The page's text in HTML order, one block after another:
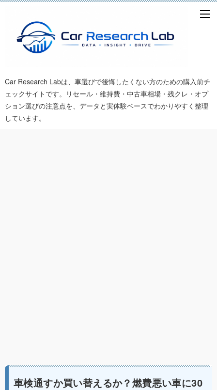
Car Research Labは、車選びで後悔したくない方のための購入前チ
ェックサイトです。リセール・維持費・中古車相場・残クレ・オプ
ション選びの注意点を、データと実体験ベースでわかりやすく整理
しています。
車検通すか買い替えるか？燃費悪い車に30